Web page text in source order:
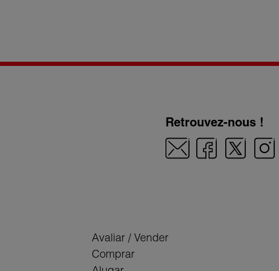
Retrouvez-nous !
Avaliar / Vender
Comprar